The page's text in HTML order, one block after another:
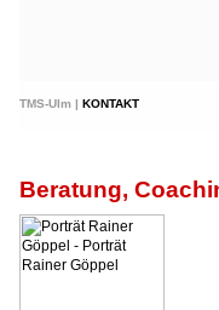
TMS-Ulm | KONTAKT
Beratung,